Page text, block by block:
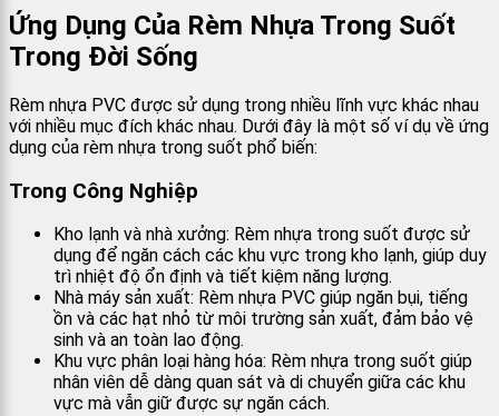
Ứng Dụng Của Rèm Nhựa Trong Suốt
Trong Đời Sống
Rèm nhựa PVC được sử dụng trong nhiều lĩnh vực khác nhau
với nhiều mục đích khác nhau. Dưới đây là một số ví dụ về ứng
dụng của rèm nhựa trong suốt phổ biến:
Trong Công Nghiệp
Kho lạnh và nhà xưởng: Rèm nhựa trong suốt được sử
dụng để ngăn cách các khu vực trong kho lạnh, giúp duy
trì nhiệt độ ổn định và tiết kiệm năng lượng.
Nhà máy sản xuất: Rèm nhựa PVC giúp ngăn bụi, tiếng
ồn và các hạt nhỏ từ môi trường sản xuất, đảm bảo vệ
sinh và an toàn lao động.
Khu vực phân loại hàng hóa: Rèm nhựa trong suốt giúp
nhân viên dễ dàng quan sát và di chuyển giữa các khu
vực mà vẫn giữ được sự ngăn cách.